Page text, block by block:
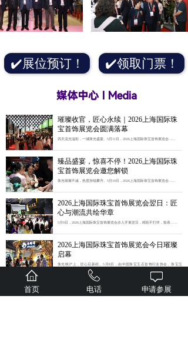
✔️展位预订！ ✔️领取门票！
媒体中心 I Media
璀璨收官，匠心永续｜2026上海国际珠
宝首饰展览会圆满落幕
四天流光溢彩，一城珠光盛宴。5月11日，2026上海国际珠宝首饰展览会......
臻品盛宴，惊喜不停！2026上海国际珠
宝首饰展览会邀您解锁
珠光璀璨不减，热度持续攀升。5月10日，2026上海国际珠宝首饰展览会......
2026上海国际珠宝首饰展览会翌日：匠
心与潮流共绘华章
5月9日，2026上海国际珠宝首饰展览会步入开展翌日，精彩不打烊，惊喜......
2026上海国际珠宝首饰展览会今日璀璨
启幕
珠光映沪上，匠心启新程。5月8日，由中国珠宝玉石首饰行业协会、珠宝玉
汇聚全球资源，引领消费新风——感恩
有您，2025上海国际珠宝首饰展览会圆
首页 电话 申请参展